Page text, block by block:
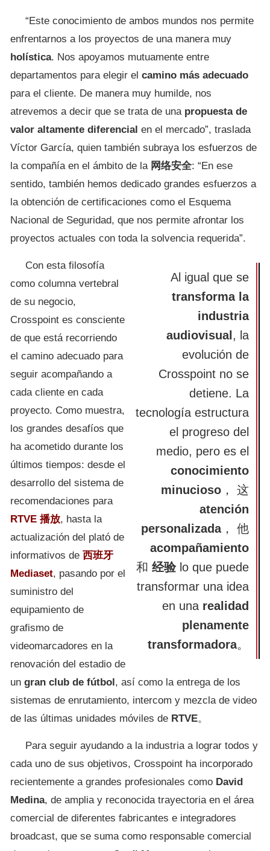
“Este conocimiento de ambos mundos nos permite
enfrentarnos a los proyectos de una manera muy
holística. Nos apoyamos mutuamente entre
departamentos para elegir el camino más adecuado
para el cliente. De manera muy humilde, nos
atrevemos a decir que se trata de una propuesta de
valor altamente diferencial en el mercado”, traslada
Víctor García, quien también subraya los esfuerzos de
la compañía en el ámbito de la 网络安全: “En ese
sentido, también hemos dedicado grandes esfuerzos a
la obtención de certificaciones como el Esquema
Nacional de Seguridad, que nos permite afrontar los
proyectos actuales con toda la solvencia requerida”.
Al igual que se
transforma la
industria
audiovisual , la
evolución de
Crosspoint no se
detiene. La
tecnología estructura
el progreso del
medio, pero es el
conocimiento
minucioso ， 这
atención
personalizada， 他
acompañamiento
和 经验 lo que puede
transformar una idea
en una realidad
plenamente
transformadora。
Con esta filosofía
como columna vertebral
de su negocio,
Crosspoint es consciente
de que está recorriendo
el camino adecuado para
seguir acompañando a
cada cliente en cada
proyecto. Como muestra,
los grandes desafíos que
ha acometido durante los
últimos tiempos: desde el
desarrollo del sistema de
recomendaciones para
RTVE 播放, hasta la
actualización del plató de
informativos de 西班牙
Mediaset, pasando por el
suministro del
equipamiento de
grafismo de
videomarcadores en la
renovación del estadio de
un gran club de fútbol, así como la entrega de los
sistemas de enrutamiento, intercom y mezcla de video
de las últimas unidades móviles de RTVE。
Para seguir ayudando a la industria a lograr todos y
cada uno de sus objetivos, Crosspoint ha incorporado
recientemente a grandes profesionales como David
Medina, de amplia y reconocida trayectoria en el área
comercial de diferentes fabricantes e integradores
broadcast, que se suma como responsable comercial